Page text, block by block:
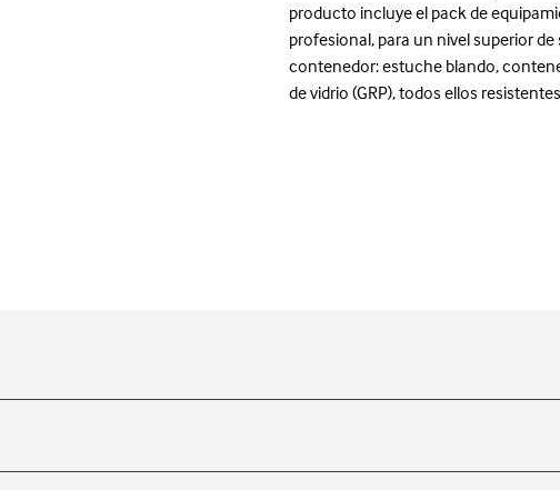
producto incluye el pack de
profesional, para un nivel superior
contenedor: estuche blando,
de vidrio (GRP), todos ellos